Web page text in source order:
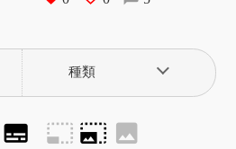
subtitles photo_size_select_small photo_size_select_large image